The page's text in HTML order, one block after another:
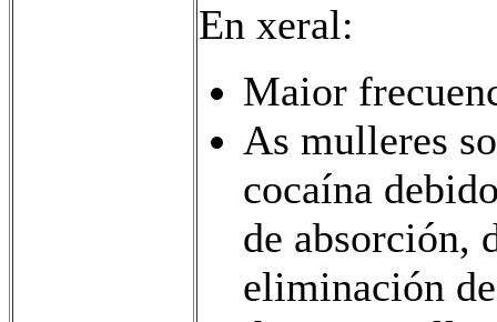
En xeral:
Maior
As mulleres
cocaína
de absorción,
eliminación